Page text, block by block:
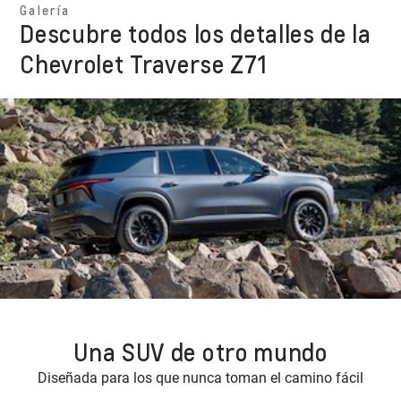
Galería
Descubre todos los detalles de la
Chevrolet Traverse Z71
Una SUV de otro mundo
Diseñada para los que nunca toman el camino fácil